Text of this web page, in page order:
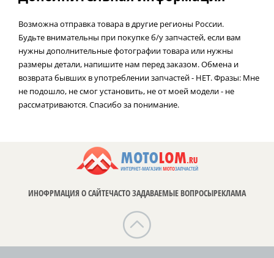
Возможна отправка товара в другие регионы России.
Будьте внимательны при покупке б/у запчастей, если вам
нужны дополнительные фотографии товара или нужны
размеры детали, напишите нам перед заказом. Обмена и
возврата бывших в употреблении запчастей - НЕТ. Фразы: Мне
не подошло, не смог установить, не от моей модели - не
рассматриваются. Спасибо за понимание.
ИНОФРМАЦИЯ О САЙТЕЧАСТО ЗАДАВАЕМЫЕ ВОПРОСЫРЕКЛАМА